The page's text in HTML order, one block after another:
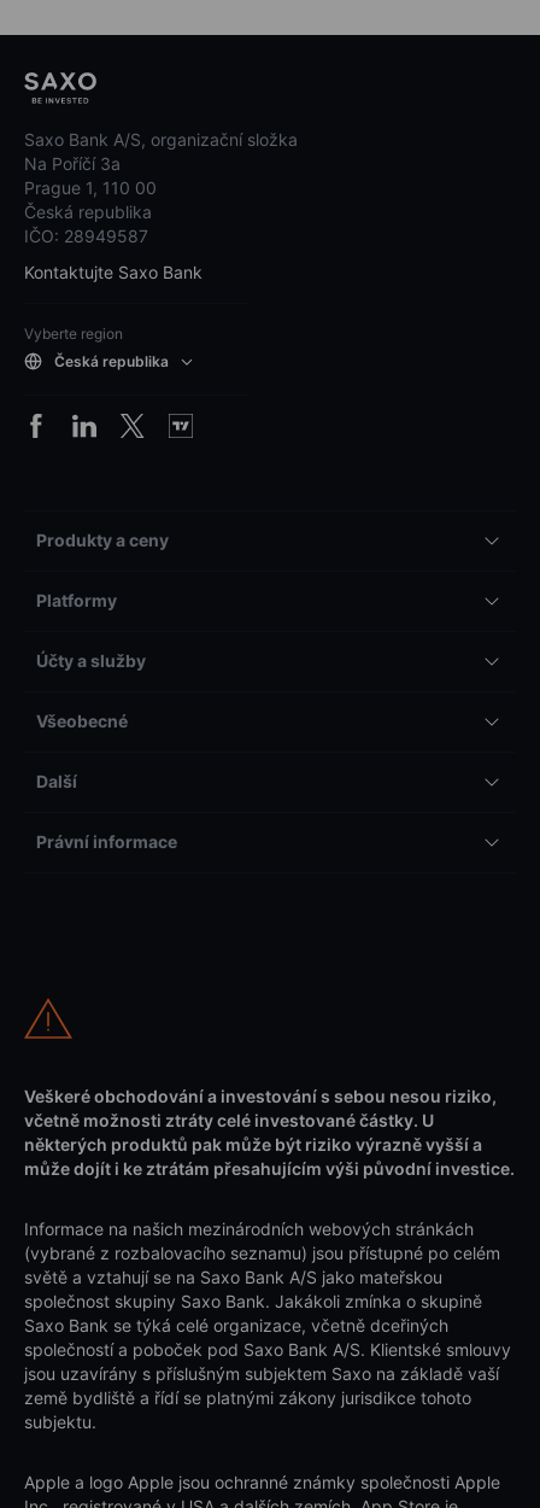
Saxo Bank A/S, organizační složka
Na Poříčí 3a
Prague 1, 110 00
Česká republika
IČO: 28949587
Kontaktujte Saxo Bank
Vyberte region
Česká republika
Produkty a ceny
Platformy
Účty a služby
Všeobecné
Další
Právní informace
Veškeré obchodování a investování s sebou nesou riziko,
včetně možnosti ztráty celé investované částky. U
některých produktů pak může být riziko výrazně vyšší a
může dojít i ke ztrátám přesahujícím výši původní investice.
Informace na našich mezinárodních webových stránkách
(vybrané z rozbalovacího seznamu) jsou přístupné po celém
světě a vztahují se na Saxo Bank A/S jako mateřskou
společnost skupiny Saxo Bank. Jakákoli zmínka o skupině
Saxo Bank se týká celé organizace, včetně dceřiných
společností a poboček pod Saxo Bank A/S. Klientské smlouvy
jsou uzavírány s příslušným subjektem Saxo na základě vaší
země bydliště a řídí se platnými zákony jurisdikce tohoto
subjektu.
Apple a logo Apple jsou ochranné známky společnosti Apple